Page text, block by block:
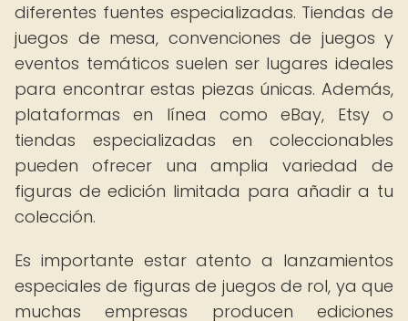
diferentes fuentes especializadas. Tiendas de
juegos de mesa, convenciones de juegos y
eventos temáticos suelen ser lugares ideales
para encontrar estas piezas únicas. Además,
plataformas en línea como eBay, Etsy o
tiendas especializadas en coleccionables
pueden ofrecer una amplia variedad de
figuras de edición limitada para añadir a tu
colección.
Es importante estar atento a lanzamientos
especiales de figuras de juegos de rol, ya que
muchas empresas producen ediciones